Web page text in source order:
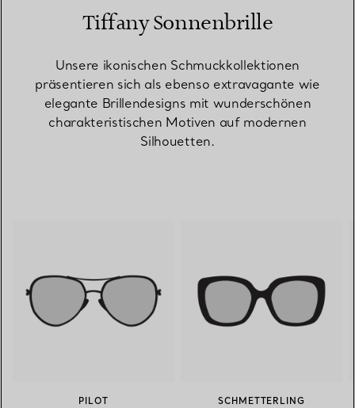
Tiffany Sonnenbrille
Unsere ikonischen Schmuckkollektionen
präsentieren sich als ebenso extravagante wie
elegante Brillendesigns mit wunderschönen
charakteristischen Motiven auf modernen
Silhouetten.
PILOT SCHMETTERLING